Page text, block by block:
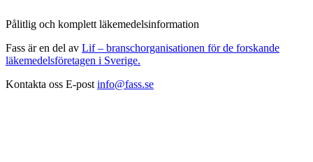
Pålitlig och komplett läkemedelsinformation
Fass är en del av Lif – branschorganisationen för de forskande
läkemedelsföretagen i Sverige.
Kontakta oss E-post info@fass.se